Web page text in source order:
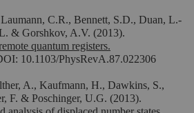
C.R., Bennett, S.D., Duan, L.-
& Gorshkov, A.V. (2013).
quantum registers.
10.1103/PhysRevA.87.022306
A., Kaufmann, H., Dawkins, S.,
F. & Poschinger, U.G. (2013).